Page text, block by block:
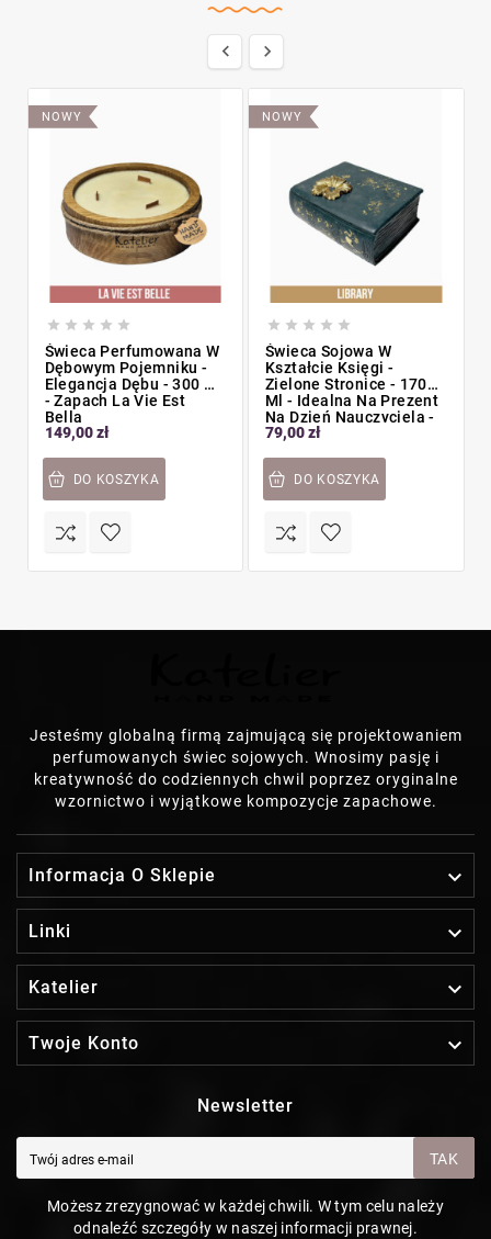
 
NOWY
    
Świeca Perfumowana W
Dębowym Pojemniku -
Elegancja Dębu - 300 Ml
- Zapach La Vie Est
Bella
149,00 zł
DO KOSZYKA
NOWY
    
Świeca Sojowa W
Kształcie Księgi -
Zielone Stronice - 170
Ml - Idealna Na Prezent
Na Dzień Nauczyciela -
Zapach Biblioteki
79,00 zł
DO KOSZYKA
Jesteśmy globalną firmą zajmującą się projektowaniem
perfumowanych świec sojowych. Wnosimy pasję i
kreatywność do codziennych chwil poprzez oryginalne
wzornictwo i wyjątkowe kompozycje zapachowe.
Informacja O Sklepie 
Linki 
Katelier 
Twoje Konto 
Newsletter
TAK
Możesz zrezygnować w każdej chwili. W tym celu należy
odnaleźć szczegóły w naszej informacji prawnej.